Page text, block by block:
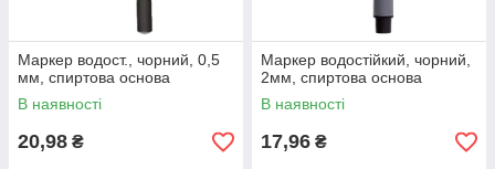
Маркер водост., чорний, 0,5
мм, спиртова основа
В наявності
20,98 ₴
Маркер водостійкий, чорний,
2мм, спиртова основа
В наявності
17,96 ₴